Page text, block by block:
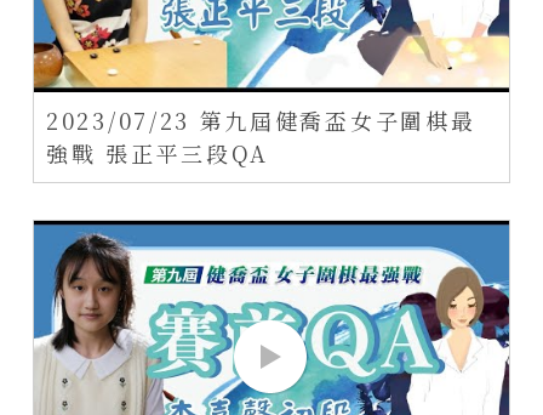
2023/07/23 第九屆健喬盃女子圍棋最
強戰 張正平三段QA